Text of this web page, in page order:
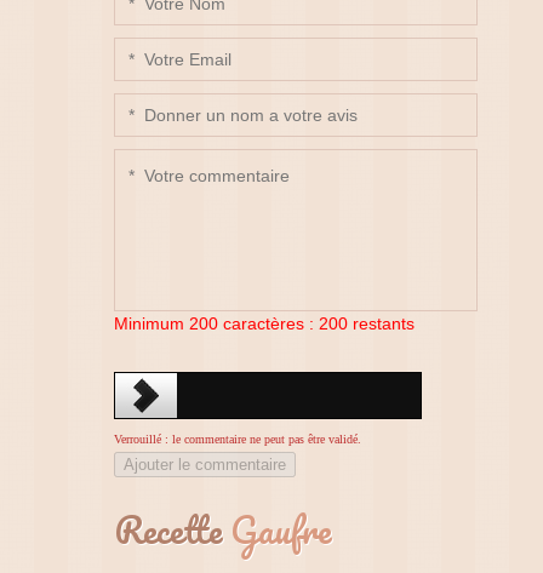
Minimum 200 caractères : 200 restants
Verrouillé : le commentaire ne peut pas être validé.
Ajouter le commentaire
RecetteGaufre